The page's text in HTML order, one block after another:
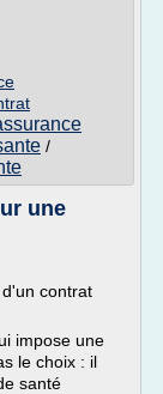
/
une
contrat
impose une
le choix : il
santé